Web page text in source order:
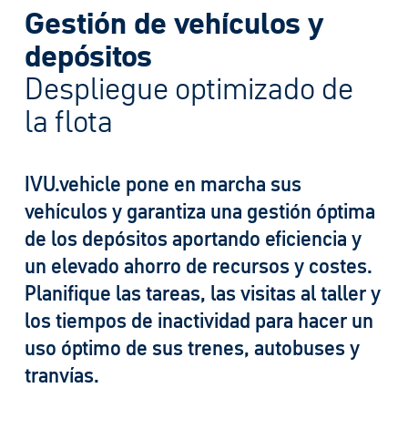
Gestión de vehículos y
depósitos
Despliegue optimizado de
la flota
IVU.vehicle pone en marcha sus
vehículos y garantiza una gestión óptima
de los depósitos aportando eficiencia y
un elevado ahorro de recursos y costes.
Planifique las tareas, las visitas al taller y
los tiempos de inactividad para hacer un
uso óptimo de sus trenes, autobuses y
tranvías.